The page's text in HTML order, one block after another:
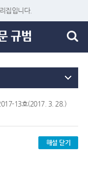
집입니다.
13호(2017. 3. 28.)
해설 닫기